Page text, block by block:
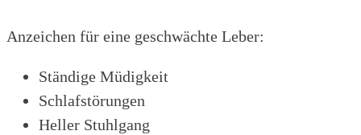
Anzeichen für eine geschwächte Leber:
Ständige Müdigkeit
Schlafstörungen
Heller Stuhlgang